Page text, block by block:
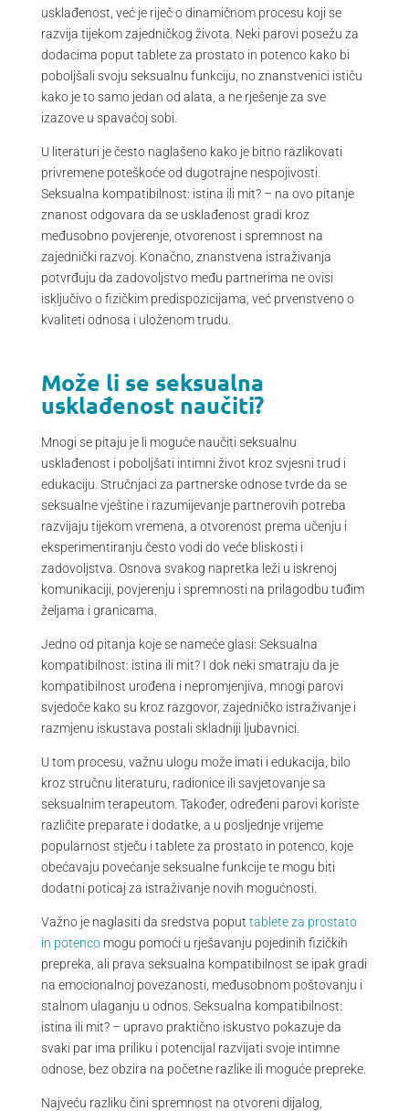
usklađenost, već je riječ o dinamičnom procesu koji se
razvija tijekom zajedničkog života. Neki parovi posežu za
dodacima poput tablete za prostato in potenco kako bi
poboljšali svoju seksualnu funkciju, no znanstvenici ističu
kako je to samo jedan od alata, a ne rješenje za sve
izazove u spavaćoj sobi.
U literaturi je često naglašeno kako je bitno razlikovati
privremene poteškoće od dugotrajne nespojivosti.
Seksualna kompatibilnost: istina ili mit? – na ovo pitanje
znanost odgovara da se usklađenost gradi kroz
međusobno povjerenje, otvorenost i spremnost na
zajednički razvoj. Konačno, znanstvena istraživanja
potvrđuju da zadovoljstvo među partnerima ne ovisi
isključivo o fizičkim predispozicijama, već prvenstveno o
kvaliteti odnosa i uloženom trudu.
Može li se seksualna
usklađenost naučiti?
Mnogi se pitaju je li moguće naučiti seksualnu
usklađenost i poboljšati intimni život kroz svjesni trud i
edukaciju. Stručnjaci za partnerske odnose tvrde da se
seksualne vještine i razumijevanje partnerovih potreba
razvijaju tijekom vremena, a otvorenost prema učenju i
eksperimentiranju često vodi do veće bliskosti i
zadovoljstva. Osnova svakog napretka leži u iskrenoj
komunikaciji, povjerenju i spremnosti na prilagodbu tuđim
željama i granicama.
Jedno od pitanja koje se nameće glasi: Seksualna
kompatibilnost: istina ili mit? I dok neki smatraju da je
kompatibilnost urođena i nepromjenjiva, mnogi parovi
svjedoče kako su kroz razgovor, zajedničko istraživanje i
razmjenu iskustava postali skladniji ljubavnici.
U tom procesu, važnu ulogu može imati i edukacija, bilo
kroz stručnu literaturu, radionice ili savjetovanje sa
seksualnim terapeutom. Također, određeni parovi koriste
različite preparate i dodatke, a u posljednje vrijeme
popularnost stječu i tablete za prostato in potenco, koje
obećavaju povećanje seksualne funkcije te mogu biti
dodatni poticaj za istraživanje novih mogućnosti.
Važno je naglasiti da sredstva poput tablete za prostato
in potencomogu pomoći u rješavanju pojedinih fizičkih
prepreka, ali prava seksualna kompatibilnost se ipak gradi
na emocionalnoj povezanosti, međusobnom poštovanju i
stalnom ulaganju u odnos. Seksualna kompatibilnost:
istina ili mit? – upravo praktično iskustvo pokazuje da
svaki par ima priliku i potencijal razvijati svoje intimne
odnose, bez obzira na početne razlike ili moguće prepreke.
Najveću razliku čini spremnost na otvoreni dijalog,